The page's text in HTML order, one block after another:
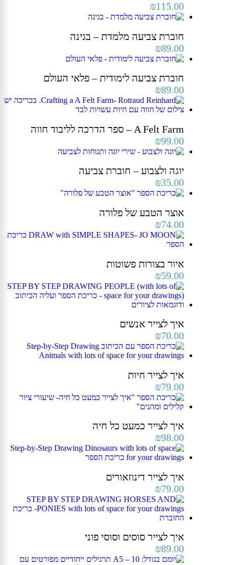
₪115.00
חוברת צביעה מלמדת – בגינה
₪89.00
חוברת צביעה לימודית – פלאי העולם
₪89.00
A Felt Farm – ספר הדרכה לליבוד חווה
₪99.00
יוגה ולצבוע – חוברת צביעה
₪35.00
אוצר הטבע של פלורה
₪74.00
איור בצורות פשוטות
₪59.00
איך לצייר אנשים
₪70.00
איך לצייר חיות
₪79.00
איך לצייר כמעט כל חיה
₪98.00
איך לצייר דינוזאורים
₪79.00
איך לצייר סוסים וסוסי פוני
₪89.00